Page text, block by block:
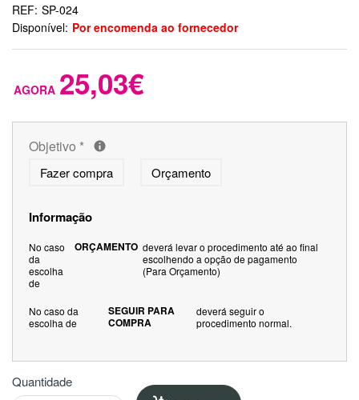
REF: SP-024
Disponível: Por encomenda ao fornecedor
25,03€
Objetivo *
Fazer compra Orçamento
Informação
No caso
da
escolha
de
ORÇAMENTO deverá levar o procedimento até ao final
escolhendo a opção de pagamento
(Para Orçamento)
No caso da
escolha de
SEGUIR PARA
COMPRA
deverá seguir o
procedimento normal.
Quantidade